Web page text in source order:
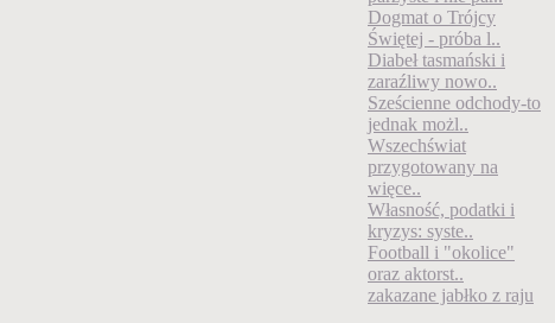
Dogmat o Trójcy
Świętej - próba l..
Diabeł tasmański i
zaraźliwy nowo..
Sześcienne odchody-to
jednak możl..
Wszechświat
przygotowany na
więce..
Własność, podatki i
kryzys: syste..
Football i "okolice"
oraz aktorst..
zakazane jabłko z raju